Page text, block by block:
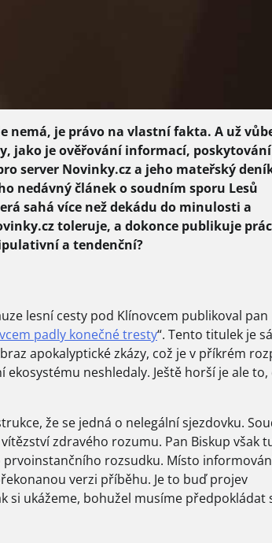
nemá, je právo na vlastní fakta. A už
jako je ověřování informací, poskytování
server Novinky.cz a jeho mateřský
nedávný článek o soudním sporu Lesů
sahá více než dekádu do minulosti a
toleruje, a dokonce publikuje
a tendenční?
lesní cesty pod Klínovcem publikoval pan
padly konečné tresty“. Tento titulek je
apokalyptické zkázy, což je v příkrém
neshledaly. Ještě horší je ale to,
že se jedná o nelegální sjezdovku.
zdravého rozumu. Pan Biskup však
rozsudku. Místo
verzi příběhu. Je to buď projev
si ukážeme, bohužel musíme předpokládat